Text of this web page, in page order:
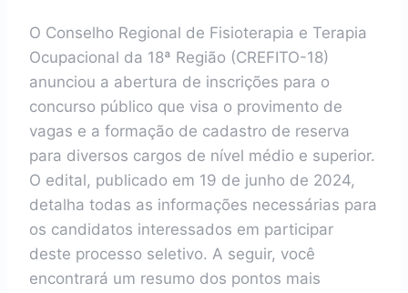
O Conselho Regional de Fisioterapia e Terapia
Ocupacional da 18ª Região (CREFITO-18)
anunciou a abertura de inscrições para o
concurso público que visa o provimento de
vagas e a formação de cadastro de reserva
para diversos cargos de nível médio e superior.
O edital, publicado em 19 de junho de 2024,
detalha todas as informações necessárias para
os candidatos interessados em participar
deste processo seletivo. A seguir, você
encontrará um resumo dos pontos mais